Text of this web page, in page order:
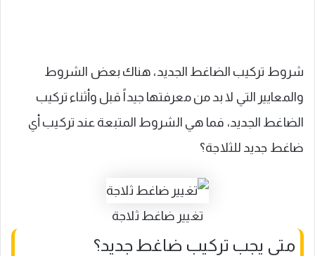
شروط تركيب الضاغط الجديد، هناك بعض الشروط
والمعايير التي لا بد من معرفتها جيداً قبل وأثناء تركيب
الضاغط الجديد، فما هي الشروط المتبعة عند تركيب أي
ضاغط جديد للثلاجة؟
تغيير ضاغط ثلاجة
متى يجب تركيب ضاغط جديد؟